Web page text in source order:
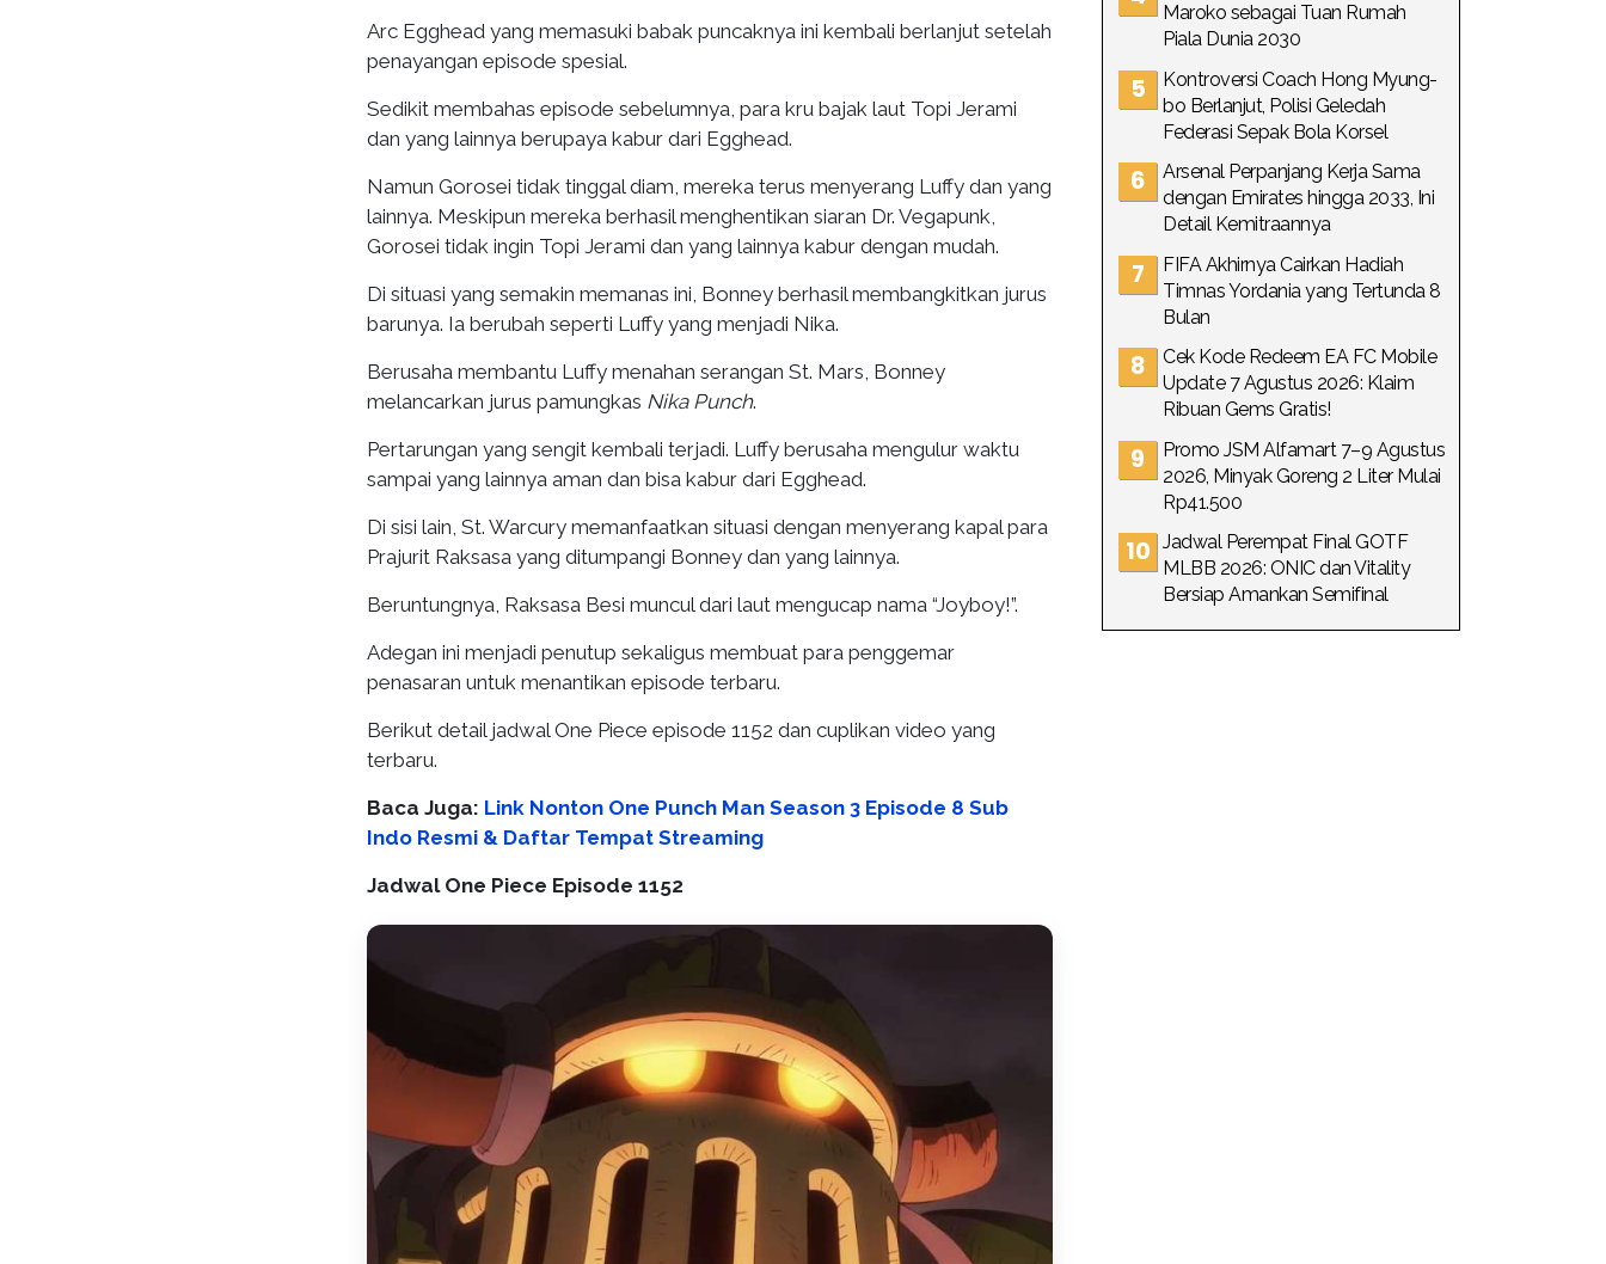
Arc Egghead yang memasuki babak puncaknya ini kembali berlanjut setelah
penayangan episode spesial.
Sedikit membahas episode sebelumnya, para kru bajak laut Topi Jerami
dan yang lainnya berupaya kabur dari Egghead.
Namun Gorosei tidak tinggal diam, mereka terus menyerang Luffy dan yang
lainnya. Meskipun mereka berhasil menghentikan siaran Dr. Vegapunk,
Gorosei tidak ingin Topi Jerami dan yang lainnya kabur dengan mudah.
Di situasi yang semakin memanas ini, Bonney berhasil membangkitkan jurus
barunya. Ia berubah seperti Luffy yang menjadi Nika.
Berusaha membantu Luffy menahan serangan St. Mars, Bonney
melancarkan jurus pamungkas Nika Punch.
Pertarungan yang sengit kembali terjadi. Luffy berusaha mengulur waktu
sampai yang lainnya aman dan bisa kabur dari Egghead.
Di sisi lain, St. Warcury memanfaatkan situasi dengan menyerang kapal para
Prajurit Raksasa yang ditumpangi Bonney dan yang lainnya.
Beruntungnya, Raksasa Besi muncul dari laut mengucap nama “Joyboy!”.
Adegan ini menjadi penutup sekaligus membuat para penggemar
penasaran untuk menantikan episode terbaru.
Berikut detail jadwal One Piece episode 1152 dan cuplikan video yang
terbaru.
Baca Juga: Link Nonton One Punch Man Season 3 Episode 8 Sub
Indo Resmi & Daftar Tempat Streaming
Jadwal One Piece Episode 1152
Maroko sebagai Tuan Rumah
Piala Dunia 2030
Kontroversi Coach Hong Myung-
bo Berlanjut, Polisi Geledah
Federasi Sepak Bola Korsel
Arsenal Perpanjang Kerja Sama
dengan Emirates hingga 2033, Ini
Detail Kemitraannya
FIFA Akhirnya Cairkan Hadiah
Timnas Yordania yang Tertunda 8
Bulan
Cek Kode Redeem EA FC Mobile
Update 7 Agustus 2026: Klaim
Ribuan Gems Gratis!
Promo JSM Alfamart 7–9 Agustus
2026, Minyak Goreng 2 Liter Mulai
Rp41.500
Jadwal Perempat Final GOTF
MLBB 2026: ONIC dan Vitality
Bersiap Amankan Semifinal